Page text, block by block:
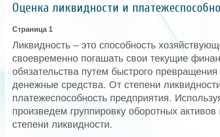
Оценка ликвидности и
Страница 1
Ликвидность – это способность
своевременно погашать свои текущие
обязательства путем быстрого
денежные средства. От степени
платежеспособность предприятия.
произведем группировку оборотных
степени ликвидности.